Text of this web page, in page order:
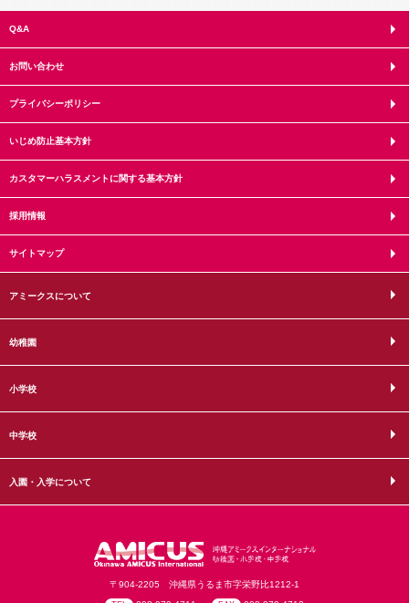
Q&A
お問い合わせ
プライバシーポリシー
いじめ防止基本方針
カスタマーハラスメントに関する基本方針
採用情報
サイトマップ
アミークスについて
幼稚園
小学校
中学校
入園・入学について
〒904-2205 沖縄県うるま市字栄野比1212-1